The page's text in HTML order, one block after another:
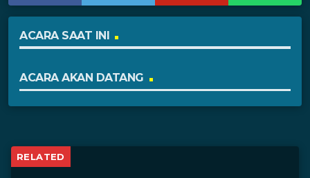
ACARA SAAT INI
ACARA AKAN DATANG
RELATED